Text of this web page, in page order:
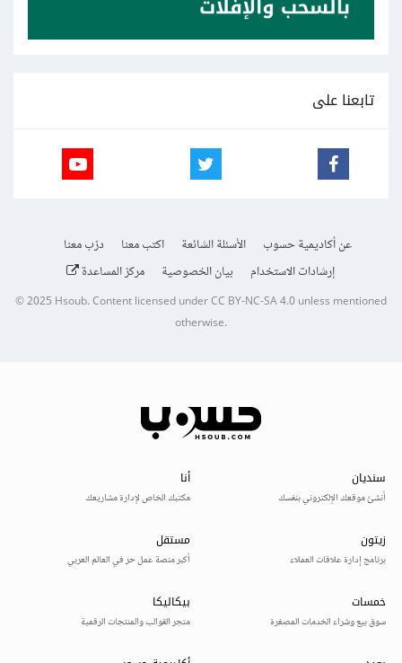
تابعنا على
عن أكاديمية حسوب الأسئلة الشائعة اكتب معنا
درّب معنا
إرشادات الاستخدام
بيان الخصوصية مركز المساعدة
© 2025Hsoub.Content licensed underCC BY-NC-SA 4.0unless mentioned
otherwise.